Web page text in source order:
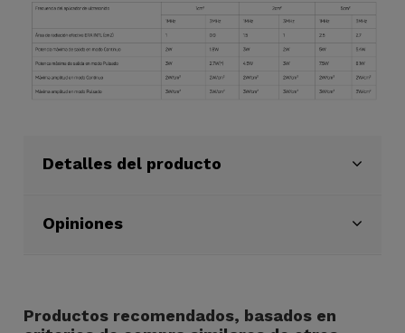
Detalles del producto
Opiniones
Productos recomendados, basados en